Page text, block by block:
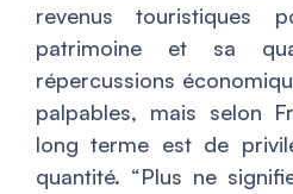
revenus touristiques
patrimoine et sa
répercussions
palpables, mais selon
long terme est de
quantité. “Plus ne